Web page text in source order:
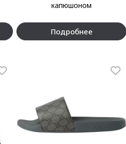
капюшоном
Подробнее